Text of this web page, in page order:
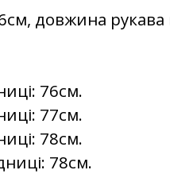
довжина
76см.
77см.
78см.
78см.